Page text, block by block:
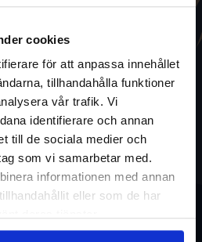
cookies
för att anpassa innehållet
tillhandahålla funktioner
vår trafik. Vi
identifierare och annan
till de sociala medier och
som vi samarbetar med.
informationen med annan
eller som de har